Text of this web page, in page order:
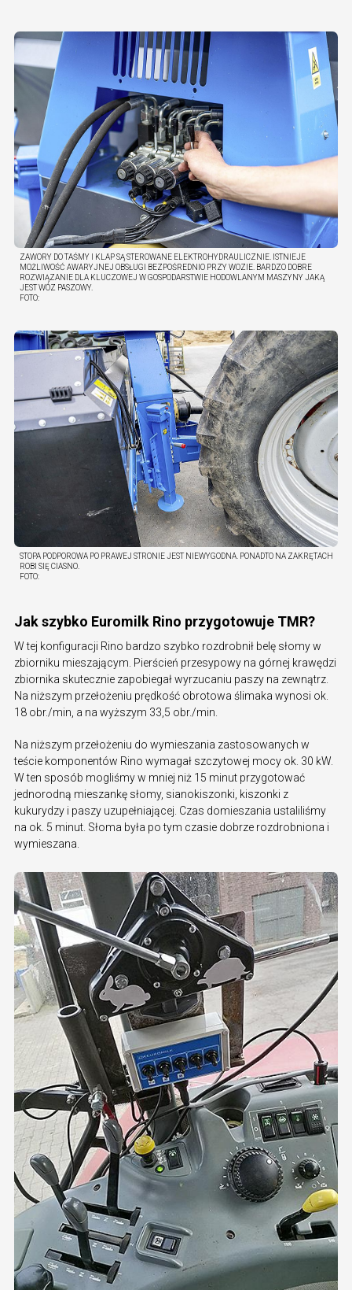
ZAWORY DO TAŚMY I KLAP SĄ STEROWANE ELEKTROHYDRAULICZNIE. ISTNIEJE
MOŻLIWOŚĆ AWARYJNEJ OBSŁUGI BEZPOŚREDNIO PRZY WOZIE. BARDZO DOBRE
ROZWIĄZANIE DLA KLUCZOWEJ W GOSPODARSTWIE HODOWLANYM MASZYNY JAKĄ
JEST WÓZ PASZOWY.
FOTO:
STOPA PODPOROWA PO PRAWEJ STRONIE JEST NIEWYGODNA. PONADTO NA ZAKRĘTACH
ROBI SIĘ CIASNO.
FOTO:
Jak szybko Euromilk Rino przygotowuje TMR?
W tej konfiguracji Rino bardzo szybko rozdrobnił belę słomy w
zbiorniku mieszającym. Pierścień przesypowy na górnej krawędzi
zbiornika skutecznie zapobiegał wyrzucaniu paszy na zewnątrz.
Na niższym przełożeniu prędkość obrotowa ślimaka wynosi ok.
18 obr./min, a na wyższym 33,5 obr./min.
Na niższym przełożeniu do wymieszania zastosowanych w
teście komponentów Rino wymagał szczytowej mocy ok. 30 kW.
W ten sposób mogliśmy w mniej niż 15 minut przygotować
jednorodną mieszankę słomy, sianokiszonki, kiszonki z
kukurydzy i paszy uzupełniającej. Czas domieszania ustaliliśmy
na ok. 5 minut. Słoma była po tym czasie dobrze rozdrobniona i
wymieszana.